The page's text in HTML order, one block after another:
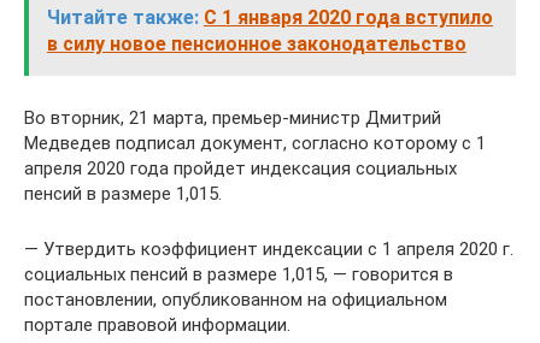
Читайте также: С 1 января 2020 года вступило
в силу новое пенсионное законодательство
Во вторник, 21 марта, премьер-министр Дмитрий
Медведев подписал документ, согласно которому с 1
апреля 2020 года пройдет индексация социальных
пенсий в размере 1,015.
— Утвердить коэффициент индексации с 1 апреля 2020 г.
социальных пенсий в размере 1,015, — говорится в
постановлении, опубликованном на официальном
портале правовой информации.